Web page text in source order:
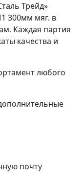
Трейд»
300мм мяг. в
Каждая партия
качества и
любого
почту